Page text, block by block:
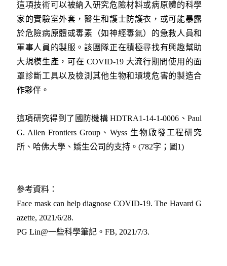
這項技術可以被納入研究危險材料或病原體的科學
家的實驗室外套，醫生和護士防護衣，或可能暴露
於危險病原體或毒素（如神經毒氣）的急救人員和
軍事人員的製服。該團隊正在積極尋找有興趣幫助
大規模生產，可在 COVID-19 大流行期間使用的面
罩診斷工具以及檢測其他生物和環境危害的製造合
作夥伴。
這項研究得到了國防機構 HDTRA1-14-1-0006、Paul
G. Allen Frontiers Group、Wyss 生物啟發工程研究
所、哈佛大學、嬌生公司的支持。(782字；圖1)
參考資料：
Face mask can help diagnose COVID-19. The Havard G
azette, 2021/6/28.
PG Lin@一些科學筆記。FB, 2021/7/3.